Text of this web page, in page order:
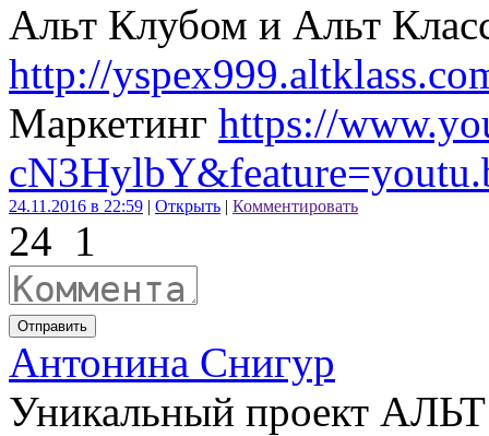
Альт Клубом и Альт
http://
Маркетинг https://
24.11.2016 в 22:59 | Открыть | Комментировать
24 1
Отправить
Антонина Снигур
Уникальный проект